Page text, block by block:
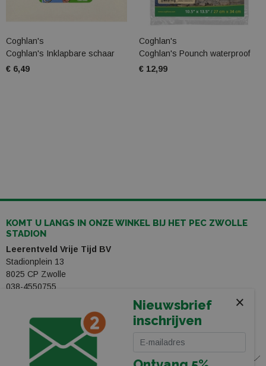
Coghlan's
Coghlan's Inklapbare schaar
€ 6,49
Coghlan's
Coghlan's Pounch waterproof
€ 12,99
KOMT U LANGS IN ONZE WINKEL BIJ HET PEC ZWOLLE
STADION
Leerentveld Vrije Tijd BV
Stadionplein 13
8025 CP Zwolle
038-4550755
Bekijk onze winkel
WINKEL
×
Nieuwsbrief
inschrijven